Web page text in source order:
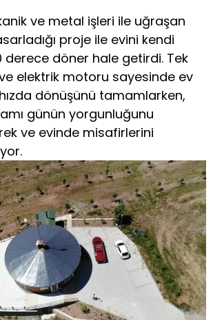
ve metal işleri ile uğraşan
proje ile evini kendi
derece döner hale getirdi. Tek
elektrik motoru sayesinde ev
dönüşünü tamamlarken,
günün yorgunluğunu
ve evinde misafirlerini